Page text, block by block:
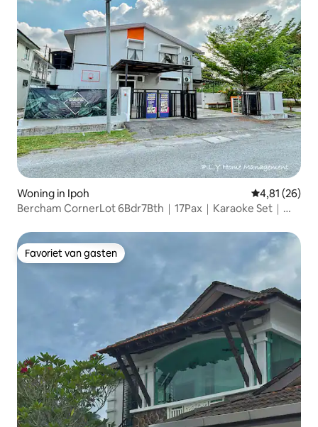
Woning in Ipoh Gemiddelde
4,81 (26)
Bercham CornerLot 6Bdr7Bth｜17Pax｜Karaoke Set｜
Favoriet van gasten
Favoriet van gasten